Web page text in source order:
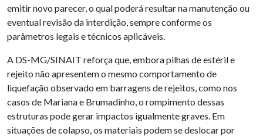
emitir novo parecer, o qual poderá resultar na manutenção ou
eventual revisão da interdição, sempre conforme os
parâmetros legais e técnicos aplicáveis.
A DS-MG/SINAIT reforça que, embora pilhas de estéril e
rejeito não apresentem o mesmo comportamento de
liquefação observado em barragens de rejeitos, como nos
casos de Mariana e Brumadinho, o rompimento dessas
estruturas pode gerar impactos igualmente graves. Em
situações de colapso, os materiais podem se deslocar por